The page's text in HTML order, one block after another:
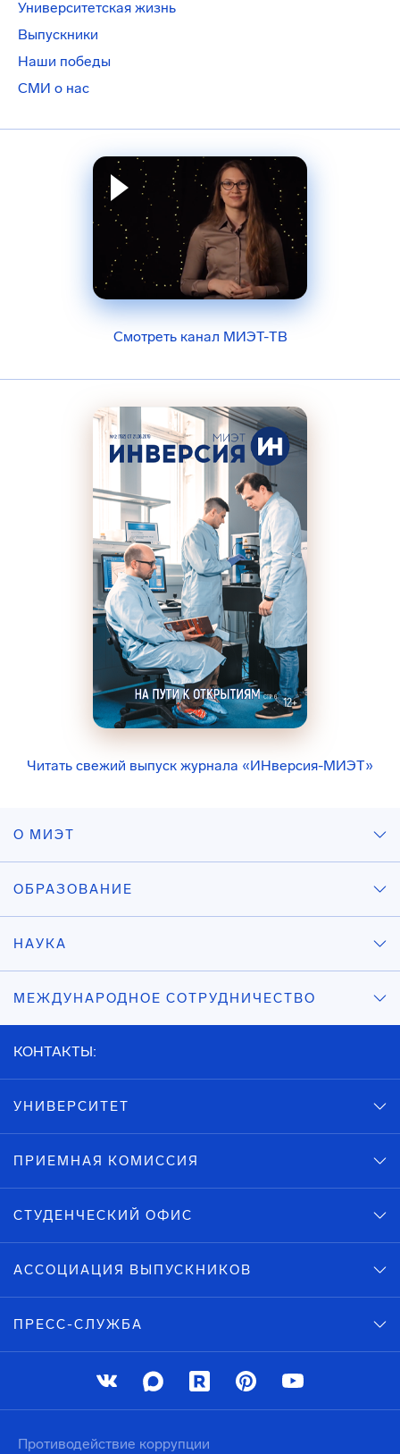
Университетская жизнь
Выпускники
Наши победы
СМИ о нас
Смотреть канал МИЭТ-ТВ
Читать свежий выпуск журнала «ИНверсия-МИЭТ»
О МИЭТ
ОБРАЗОВАНИЕ
НАУКА
МЕЖДУНАРОДНОЕ СОТРУДНИЧЕСТВО
КОНТАКТЫ:
УНИВЕРСИТЕТ
ПРИЕМНАЯ КОМИССИЯ
СТУДЕНЧЕСКИЙ ОФИС
АССОЦИАЦИЯ ВЫПУСКНИКОВ
ПРЕСС-СЛУЖБА
Противодействие коррупции